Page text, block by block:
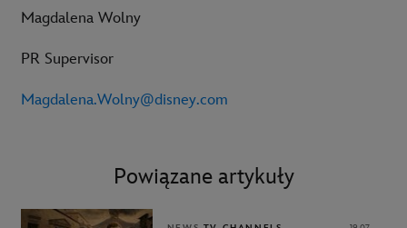
Magdalena Wolny
PR Supervisor
Magdalena.Wolny@disney.com
Powiązane artykuły